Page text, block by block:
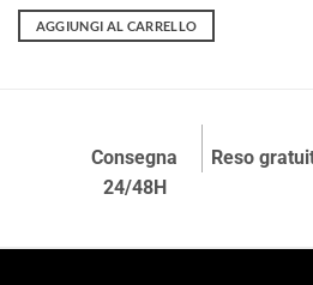
AGGIUNGI AL CARRELLO
Consegna
24/48H
Reso